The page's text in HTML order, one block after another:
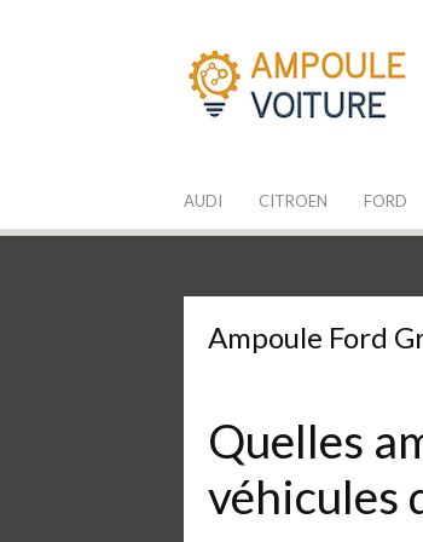
AUDI CITROEN FORD
Ampoule Ford
Quelles
véhicules